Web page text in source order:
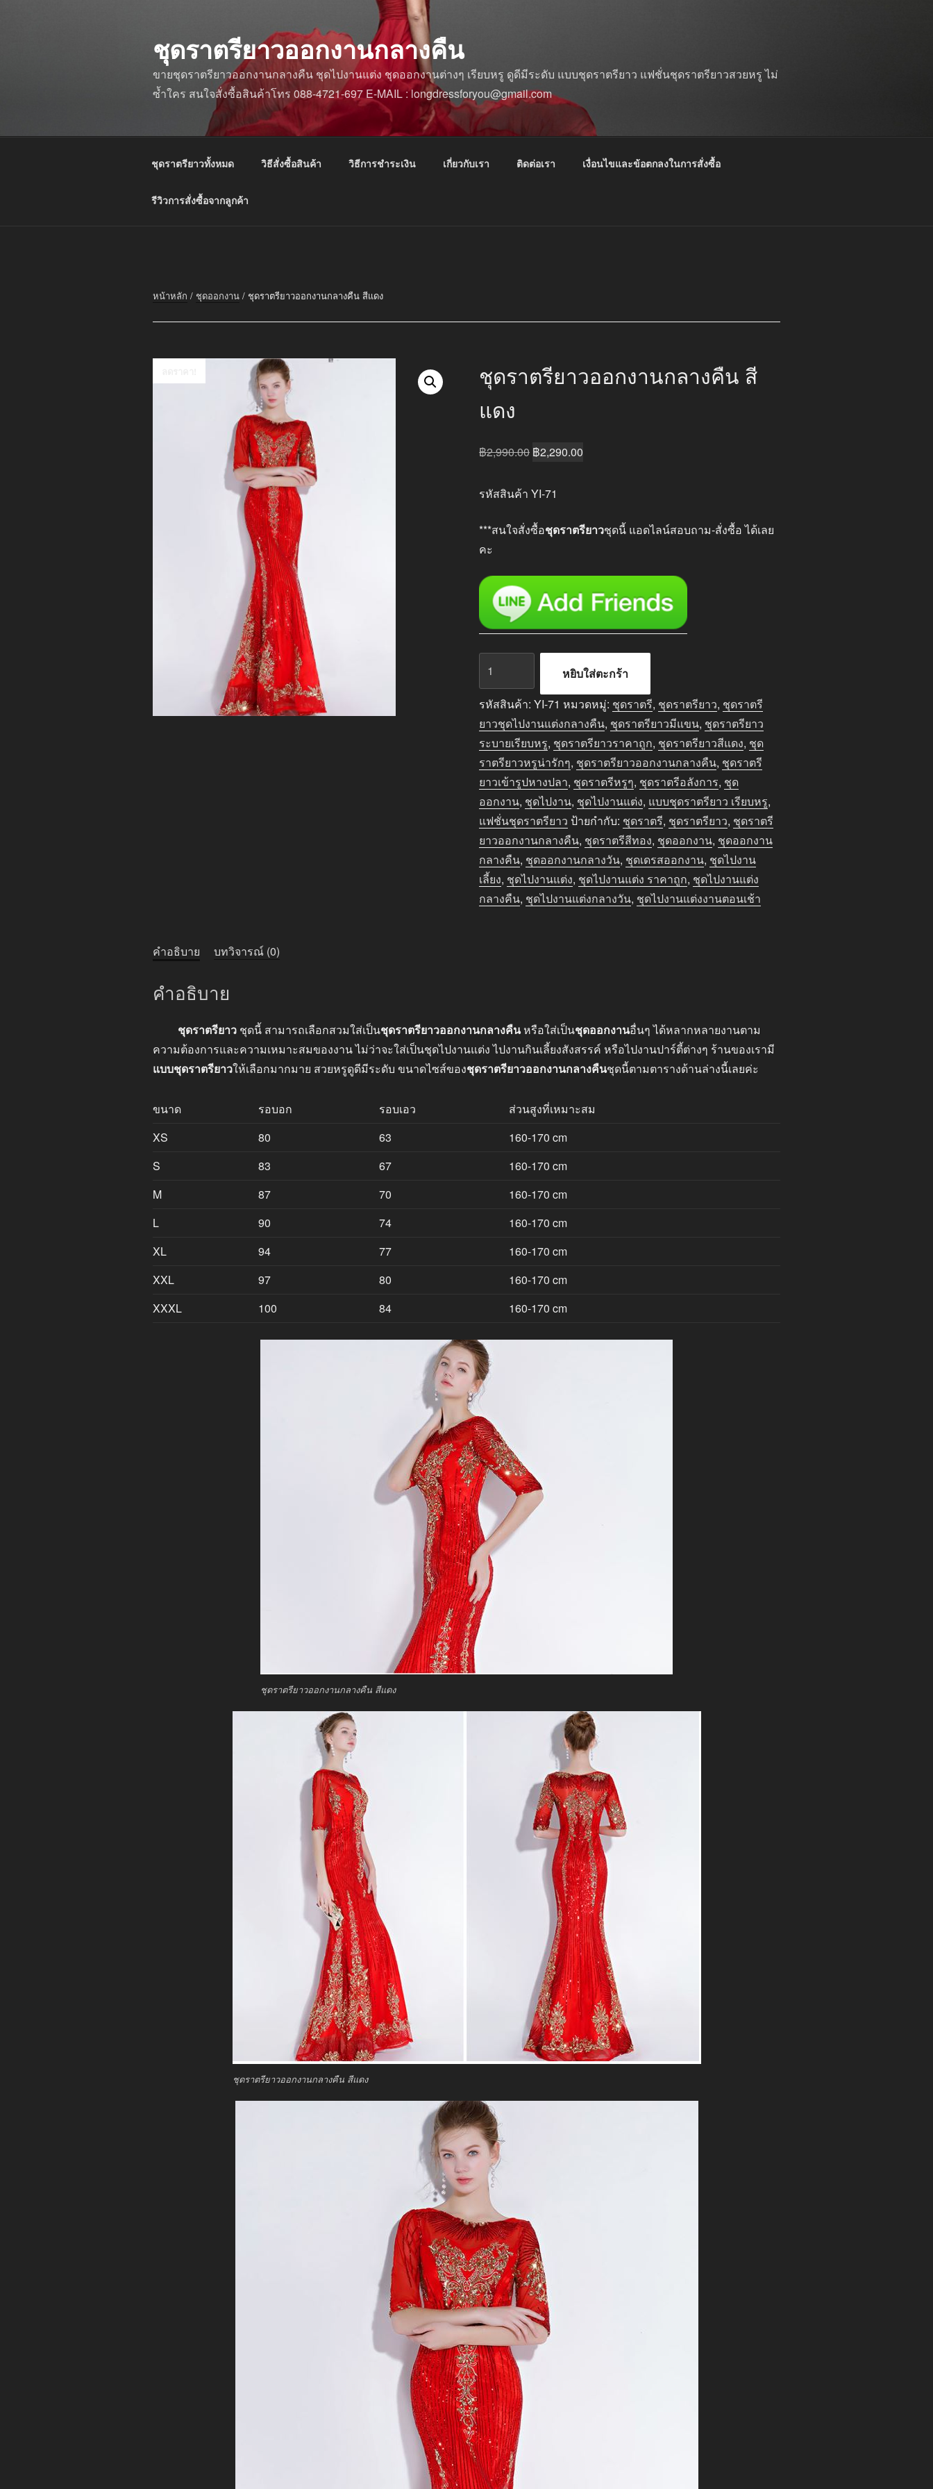
ชุดราตรียาวออกงานกลางคืน
ขายชุดราตรียาวออกงานกลางคืน ชุดไปงานแต่ง ชุดออกงานต่างๆ เรียบหรู ดูดีมีระดับ แบบชุดราตรียาว แฟชั่นชุดราตรียาวสวยหรู ไม่
ซ้ำใคร สนใจสั่งซื้อสินค้าโทร 088-4721-697 E-MAIL : longdressforyou@gmail.com
ชุดราตรียาวทั้งหมด วิธีสั่งซื้อสินค้า วิธีการชำระเงิน เกี่ยวกับเรา ติดต่อเรา เงื่อนไขและข้อตกลงในการสั่งซื้อ
รีวิวการสั่งซื้อจากลูกค้า
หน้าหลัก / ชุดออกงาน / ชุดราตรียาวออกงานกลางคืน สีแดง
ชุดราตรียาวออกงานกลางคืน สี
แดง
฿2,990.00 Original
was:
฿2,290.00
รหัสสินค้า YI-71
***สนใจสั่งซื้อชุดราตรียาวชุดนี้ แอดไลน์สอบถาม-สั่งซื้อ ได้เลย
คะ
ชุด
ราตรี
ยาว
ออกงาน
กลาง
คืน
สี
แดง
ชิ้น
หยิบใส่ตะกร้า
รหัสสินค้า:YI-71 หมวดหมู่: ชุดราตรี, ชุดราตรียาว, ชุดราตรี
ยาวชุดไปงานแต่งกลางคืน, ชุดราตรียาวมีแขน, ชุดราตรียาว
ระบายเรียบหรู, ชุดราตรียาวราคาถูก, ชุดราตรียาวสีแดง, ชุด
ราตรียาวหรูน่ารักๆ, ชุดราตรียาวออกงานกลางคืน, ชุดราตรี
ยาวเข้ารูปหางปลา, ชุดราตรีหรูๆ, ชุดราตรีอลังการ, ชุด
ออกงาน, ชุดไปงาน, ชุดไปงานแต่ง, แบบชุดราตรียาว เรียบหรู,
แฟชั่นชุดราตรียาว ป้ายกำกับ: ชุดราตรี, ชุดราตรียาว, ชุดราตรี
ยาวออกงานกลางคืน, ชุดราตรีสีทอง, ชุดออกงาน, ชุดออกงาน
กลางคืน, ชุดออกงานกลางวัน, ชุดเดรสออกงาน, ชุดไปงาน
เลี้ยง, ชุดไปงานแต่ง, ชุดไปงานแต่ง ราคาถูก, ชุดไปงานแต่ง
กลางคืน, ชุดไปงานแต่งกลางวัน, ชุดไปงานแต่งงานตอนเช้า
คำอธิบาย บทวิจารณ์ (0)
คำอธิบาย
ชุดราตรียาว ชุดนี้ สามารถเลือกสวมใส่เป็นชุดราตรียาวออกงานกลางคืนหรือใส่เป็นชุดออกงานอื่นๆ ได้หลากหลายงานตาม
ความต้องการและความเหมาะสมของงาน ไม่ว่าจะใส่เป็นชุดไปงานแต่ง ไปงานกินเลี้ยงสังสรรค์ หรือไปงานปาร์ตี้ต่างๆ ร้านของเรามี
แบบชุดราตรียาวให้เลือกมากมาย สวยหรูดูดีมีระดับ ขนาดไซส์ของชุดราตรียาวออกงานกลางคืนชุดนี้ตามตารางด้านล่างนี้เลยค่ะ
ขนาด รอบอก รอบเอว
ส่วนสูงที่เหมาะสม
XS
80 63
160-170 cm
S
83 67
160-170 cm
M
87 70
160-170 cm
L
90 74
160-170 cm
XL
94 77
160-170 cm
XXL
97 80
160-170 cm
XXXL
100 84 160-170 cm
ชุดราตรียาวออกงานกลางคืน สีแดง
ชุดราตรียาวออกงานกลางคืน สีแดง